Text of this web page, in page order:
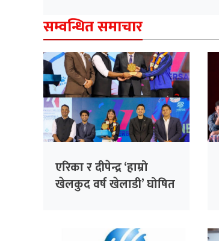
सम्वन्धित समाचार
एरिका र दीपेन्द्र ‘हाम्रो
खेलकुद वर्ष खेलाडी’ घोषित